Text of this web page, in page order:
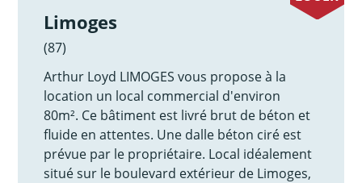
Limoges
(87)
Arthur Loyd LIMOGES vous propose à la
location un local commercial d'environ
80m². Ce bâtiment est livré brut de béton et
fluide en attentes. Une dalle béton ciré est
prévue par le propriétaire. Local idéalement
situé sur le boulevard extérieur de Limoges,